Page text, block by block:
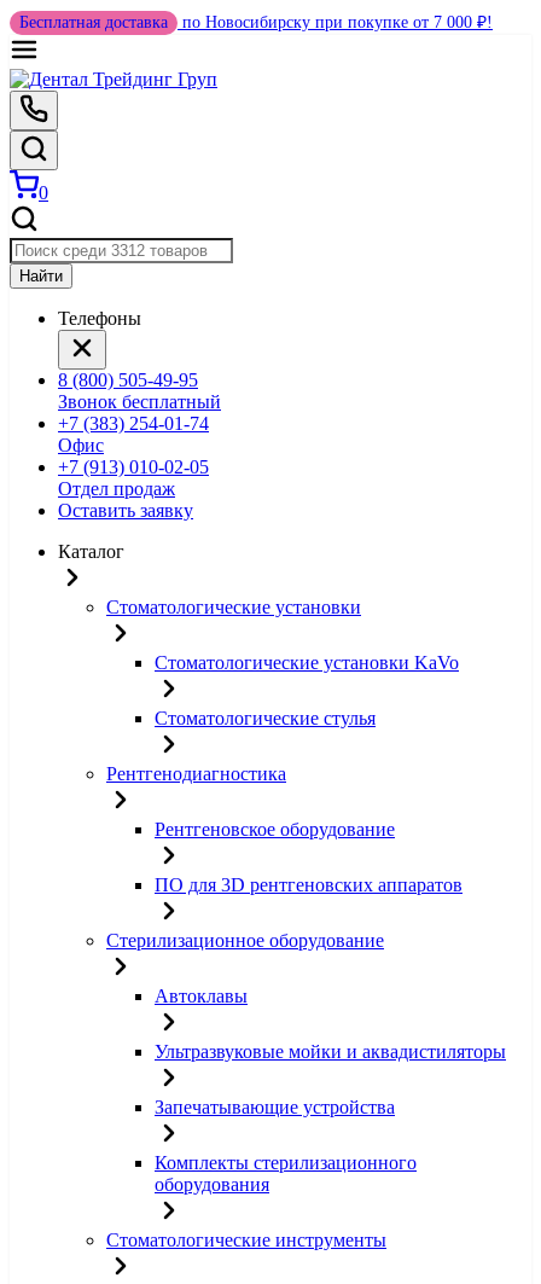
Бесплатная доставка по Новосибирску при покупке от 7 000 ₽!
0
Найти
Телефоны
8 (800) 505-49-95
Звонок бесплатный
+7 (383) 254-01-74
Офис
+7 (913) 010-02-05
Отдел продаж
Оставить заявку
Каталог
Стоматологические установки
Стоматологические установки KaVo
Стоматологические стулья
Рентгенодиагностика
Рентгеновское оборудование
ПО для 3D рентгеновских аппаратов
Стерилизационное оборудование
Автоклавы
Ультразвуковые мойки и аквадистиляторы
Запечатывающие устройства
Комплекты стерилизационного
оборудования
Стоматологические инструменты